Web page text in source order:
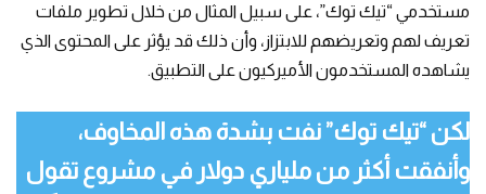
مستخدمي “تيك توك”، على سبيل المثال من خلال تطوير ملفات
تعريف لهم وتعريضهم للابتزاز، وأن ذلك قد يؤثر على المحتوى الذي
يشاهده المستخدمون الأميركيون على التطبيق.
لكن “تيك توك” نفت بشدة هذه المخاوف،
وأنفقت أكثر من ملياري دولار في مشروع تقول